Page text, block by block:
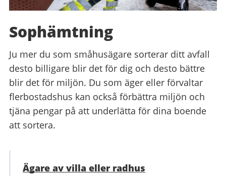
Sophämtning
Ju mer du som småhusägare sorterar ditt avfall
desto billigare blir det för dig och desto bättre
blir det för miljön. Du som äger eller förvaltar
flerbostadshus kan också förbättra miljön och
tjäna pengar på att underlätta för dina boende
att sortera.
Ägare av villa eller radhus